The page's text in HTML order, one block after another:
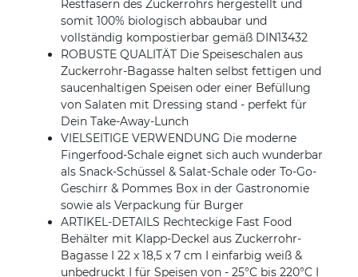
Restfasern des Zuckerrohrs hergestellt und
somit 100% biologisch abbaubar und
vollständig kompostierbar gemäß DIN13432
ROBUSTE QUALITÄT Die Speiseschalen aus
Zuckerrohr-Bagasse halten selbst fettigen und
saucenhaltigen Speisen oder einer Befüllung
von Salaten mit Dressing stand - perfekt für
Dein Take-Away-Lunch
VIELSEITIGE VERWENDUNG Die moderne
Fingerfood-Schale eignet sich auch wunderbar
als Snack-Schüssel & Salat-Schale oder To-Go-
Geschirr & Pommes Box in der Gastronomie
sowie als Verpackung für Burger
ARTIKEL-DETAILS Rechteckige Fast Food
Behälter mit Klapp-Deckel aus Zuckerrohr-
Bagasse I 22 x 18,5 x 7 cm I einfarbig weiß &
unbedruckt I für Speisen von - 25°C bis 220°C I